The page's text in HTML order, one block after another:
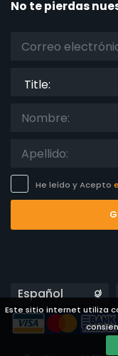
Este sitio internet utiliza
Sus favoritos (0)
Los mejor
Fin de semana
Para la familia
Cerca de la playa
Area de playa
Cerca de campos
Cerca de pistas de
Descuentos
No te pierdas
He leído y Acepto
Languages